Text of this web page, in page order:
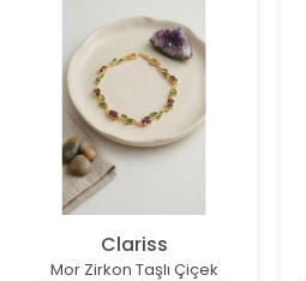
Clariss
Mor Zirkon Taşlı Çiçek